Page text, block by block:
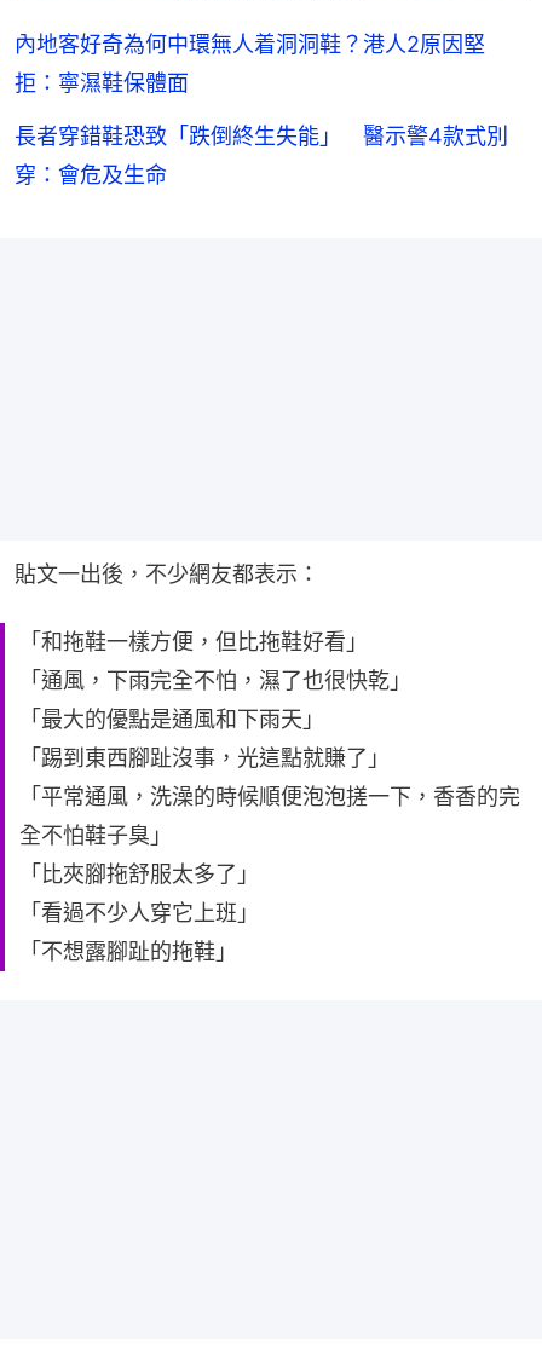
內地客好奇為何中環無人着洞洞鞋？港人2原因堅
拒：寧濕鞋保體面
長者穿錯鞋恐致「跌倒終生失能」 醫示警4款式別
穿：會危及生命
貼文一出後，不少網友都表示：
「和拖鞋一樣方便，但比拖鞋好看」
「通風，下雨完全不怕，濕了也很快乾」
「最大的優點是通風和下雨天」
「踢到東西腳趾沒事，光這點就賺了」
「平常通風，洗澡的時候順便泡泡搓一下，香香的完
全不怕鞋子臭」
「比夾腳拖舒服太多了」
「看過不少人穿它上班」
「不想露腳趾的拖鞋」